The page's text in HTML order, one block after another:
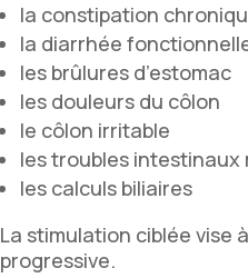
la constipation
la diarrhée
les brûlures d’estomac
les douleurs du côlon
le côlon irritable
les troubles
les calculs biliaires
La stimulation ciblée vise
progressive.